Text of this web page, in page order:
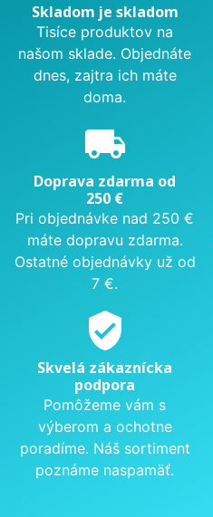
Skladom je skladom
Tisíce produktov na
našom sklade. Objednáte
dnes, zajtra ich máte
doma.
local_shipping
Doprava zdarma od
250 €
Pri objednávke nad 250 €
máte dopravu zdarma.
Ostatné objednávky už od
7 €.
verified_user
Skvelá zákaznícka
podpora
Pomôžeme vám s
výberom a ochotne
poradíme. Náš sortiment
poznáme naspamäť.